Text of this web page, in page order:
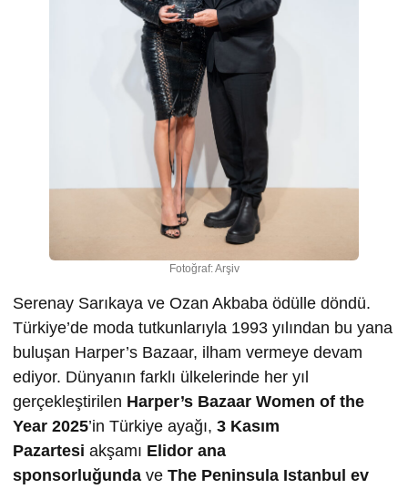
Fotoğraf: Arşiv
Serenay Sarıkaya ve Ozan Akbaba ödülle döndü.
Türkiye’de moda tutkunlarıyla 1993 yılından bu yana
buluşan Harper’s Bazaar, ilham vermeye devam
ediyor. Dünyanın farklı ülkelerinde her yıl
gerçekleştirilen Harper’s Bazaar Women of the
Year 2025’in Türkiye ayağı, 3 Kasım
Pazartesi akşamı Elidor ana
sponsorluğunda ve The Peninsula Istanbul ev